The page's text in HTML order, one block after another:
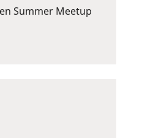
Summer Meetup